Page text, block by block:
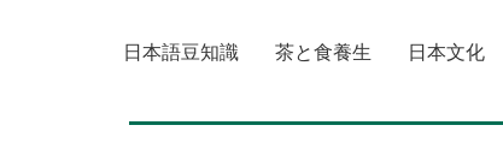
日本語豆知識 茶と食養生 日本文化